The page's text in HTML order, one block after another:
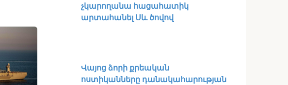
չկարողանա հացահատիկ
արտահանել Սև ծովով
Վայոց ձորի քրեական
ոստիկանները դանակահարության